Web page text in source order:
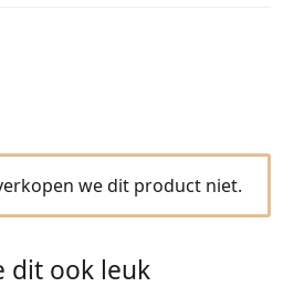
we dit product niet.
dit ook leuk